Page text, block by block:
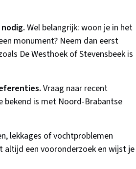
Wel belangrijk: woon je in het
monument? Neem dan eerst
De Westhoek of Stevensbeek is
Vraag naar recent
bekend is met Noord-Brabantse
lekkages of vochtproblemen
een vooronderzoek en wijst je